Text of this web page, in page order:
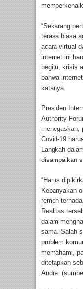
“Sekarang
terasa biasa
acara virtual
internet ini
begitu, krisis
bahwa
katanya.
Presiden
Authority
menegaskan,
Covid-19
Langkah
disampaikan
“Harus
Kebanyakan
remeh
Realitas
dalam
sama. Salah
problem
memahami,
ditetapkan
Andre.